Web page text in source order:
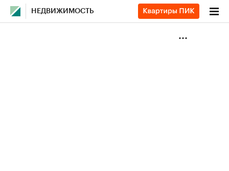
НЕДВИЖИМОСТЬ